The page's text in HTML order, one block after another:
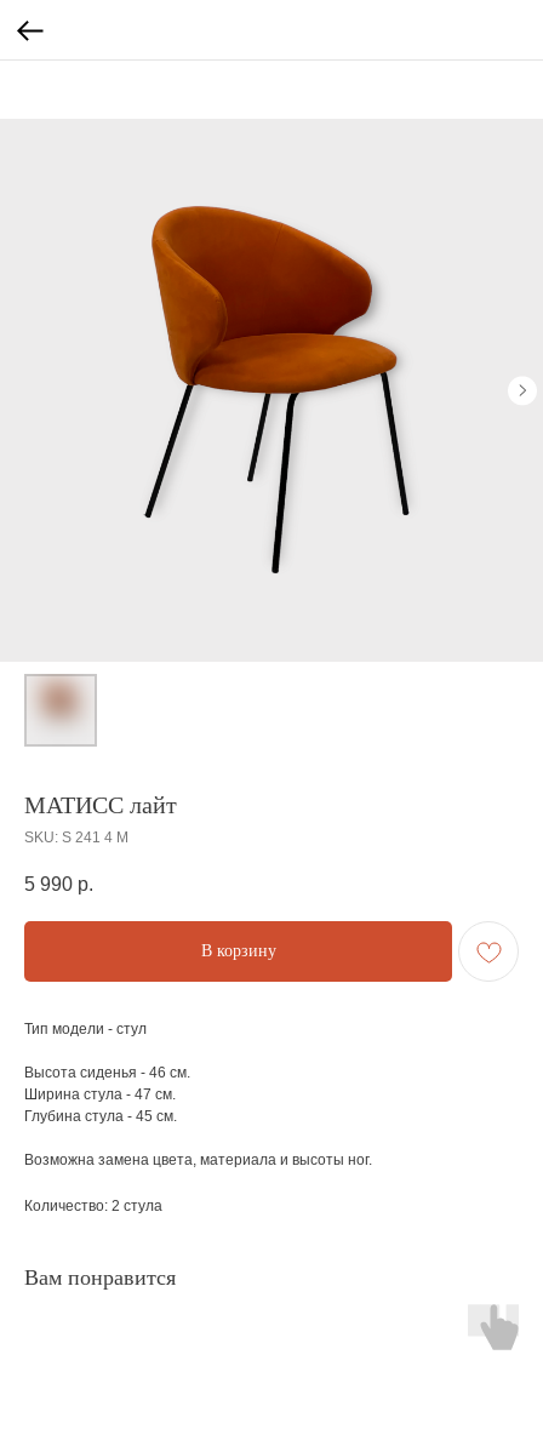
МАТИСС лайт
SKU: S 241 4 М
5 990 р.
В корзину
Тип модели - стул
Высота сиденья - 46 см.
Ширина стула - 47 см.
Глубина стула - 45 см.
Возможна замена цвета, материала и высоты ног.
Количество: 2 стула
Вам понравится